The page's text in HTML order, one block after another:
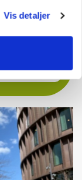
Vis detaljer